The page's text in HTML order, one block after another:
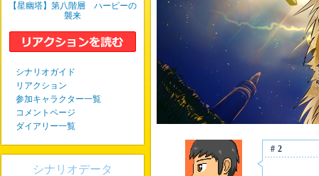
#2
【星幽塔】第八階層 ハーピーの
襲来
シナリオガイド
リアクション
参加キャラクター一覧
コメントページ
ダイアリー一覧
シナリオデータ